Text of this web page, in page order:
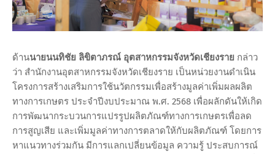
ด้านนายนนทิชัย ลิขิตาภรณ์ อุตสาหกรรมจังหวัดเชียงราย กล่าว
ว่า สำนักงานอุตสาหกรรมจังหวัดเชียงราย เป็นหน่วยงานดำเนิน
โครงการสร้างเสริมการใช้นวัตกรรมเพื่อสร้างมูลค่าเพิ่มผลผลิต
ทางการเกษตร ประจำปีงบประมาณ พ.ศ. 2568 เพื่อผลักดันให้เกิด
การพัฒนากระบวนการแปรรูปผลิตภัณฑ์ทางการเกษตรเพื่อลด
การสูญเสีย และเพิ่มมูลค่าทางการตลาดให้กับผลิตภัณฑ์ โดยการ
หาแนวทางร่วมกัน มีการแลกเปลี่ยนข้อมูล ความรู้ ประสบการณ์